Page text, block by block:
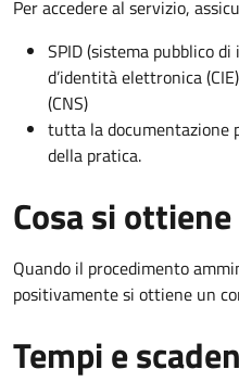
Per accedere al servizio,
SPID (sistema pubblico
d’identità elettronica
(CNS)
tutta la documentazione
della pratica.
Cosa si ottiene
Quando il procedimento
positivamente si ottiene un
Tempi e